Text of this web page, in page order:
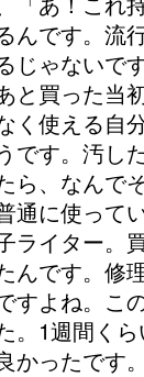
んです。流
じゃないで
と買った当
く使える自
です。汚し
ら、なんで
通に使って
ライター。
んです。修
すよね。こ
。1週間く
かったです。